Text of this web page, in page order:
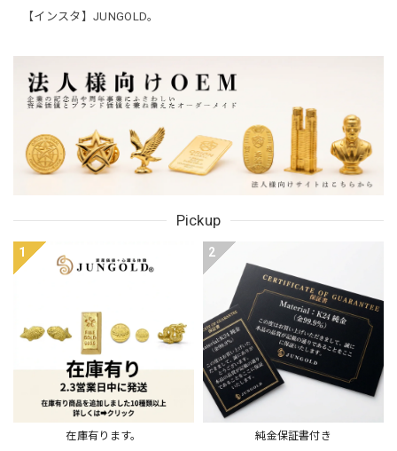
【インスタ】JUNGOLD。
Pickup
1
在庫有ります。
2
純金保証書付き